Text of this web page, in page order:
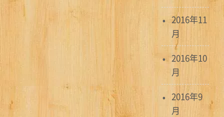
2016年11
月
2016年10
月
2016年9
月